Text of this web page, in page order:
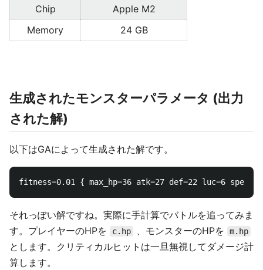
Chip
Apple M2
Memory
24 GB
生成されたモンスターパラメータ (出力
された解)
以下はGAによって生成された解です。
それっぽい解ですね。実際に手計算でバトルを追ってみま
す。プレイヤーのHPを
c.hp 、モンスターのHPを m.hp
とします。クリティカルヒットは一旦無視してダメージ計
算します。